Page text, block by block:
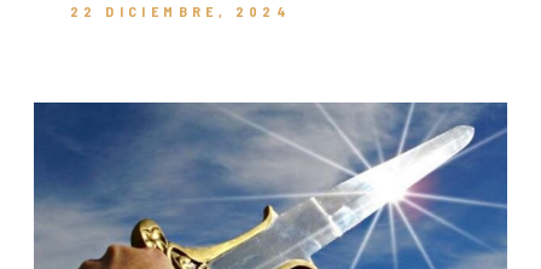
22 DICIEMBRE, 2024